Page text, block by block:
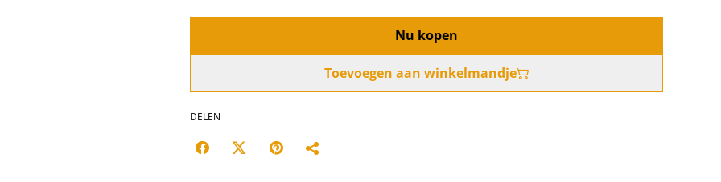
Nu kopen
Toevoegen aan winkelmandje
DELEN